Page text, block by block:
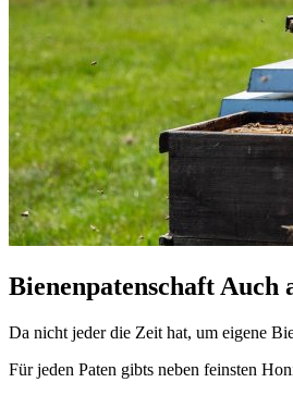
Bienenpatenschaft Auch
Da nicht jeder die Zeit hat, um eigene
Für jeden Paten gibts neben feinsten